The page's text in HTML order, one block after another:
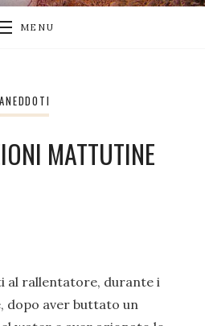
MENU
ANEDDOTI
MATTUTINE
al rallentatore, durante i
dopo aver buttato un